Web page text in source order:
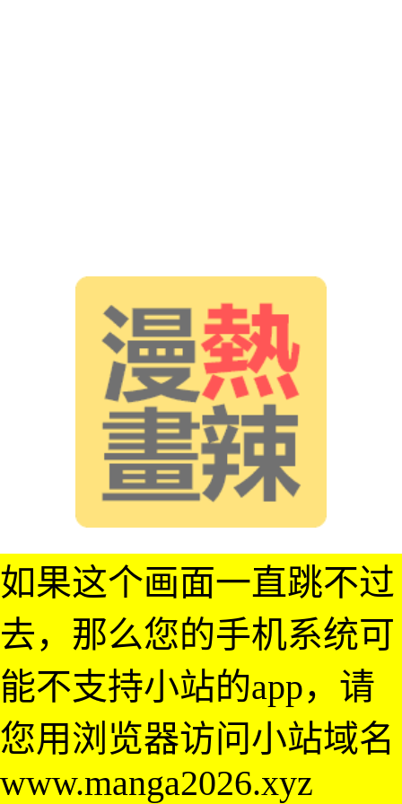
如果这个画面一直跳不过
去，那么您的手机系统可
能不支持小站的app，请
您用浏览器访问小站域名
www.manga2026.xyz